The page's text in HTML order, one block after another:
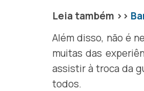
Leia também >>
Além disso, não é
muitas das
assistir à troca da
todos.